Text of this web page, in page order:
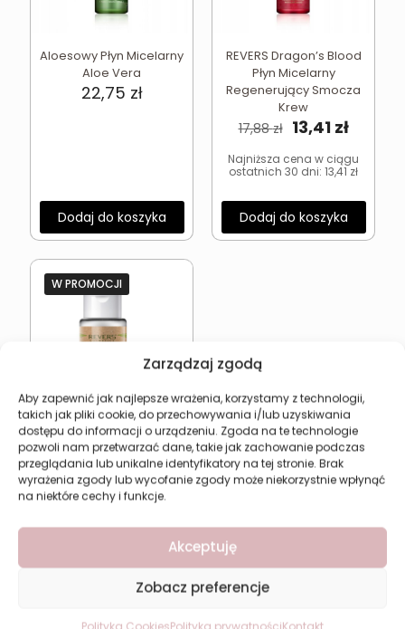
Zarządzaj zgodą
Aby zapewnić jak najlepsze wrażenia, korzystamy z technologii,
takich jak pliki cookie, do przechowywania i/lub uzyskiwania
dostępu do informacji o urządzeniu. Zgoda na te technologie
pozwoli nam przetwarzać dane, takie jak zachowanie podczas
przeglądania lub unikalne identyfikatory na tej stronie. Brak
wyrażenia zgody lub wycofanie zgody może niekorzystnie wpłynąć
na niektóre cechy i funkcje.
Akceptuję
Zobacz preferencje
Polityka CookiesPolityka prywatnościKontakt
Aloesowy Płyn Micelarny
Aloe Vera
22,75 zł
Dodaj do koszyka
REVERS Dragon’s Blood
Płyn Micelarny
Regenerujący Smocza
Krew
17,88zł Pierwotna
wynosiła:
17,88 zł.
13,41 zł
13,41 zł.
Najniższa cena w ciągu
ostatnich 30 dni: 13,41 zł
Dodaj do koszyka
W PROMOCJI
Olejem Konopnym CBD
23,48zł Pierwotna
cena
wynosiła:
23,48 zł.
17,61złAktualna
cena
wynosi:
17,61 zł.
Najniższa cena w ciągu